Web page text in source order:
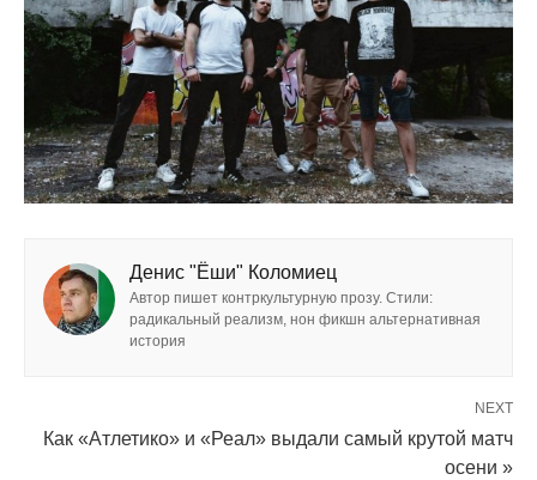
Денис "Ёши" Коломиец
Автор пишет контркультурную прозу. Стили:
радикальный реализм, нон фикшн альтернативная
история
NEXT
Как «Атлетико» и «Реал» выдали самый крутой матч
осени »